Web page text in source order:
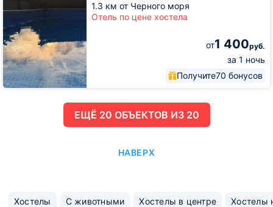
1.3 км от Черного моря
Отель по цене хостела
от1 400руб.
за 1 ночь
Получите70 бонусов
ЕЩË 20 ОБЪЕКТОВ ИЗ 20
НАВЕРХ
Хостелы С животными Хостелы в центре Хостелы